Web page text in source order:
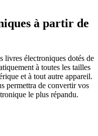
à partir de
livres électroniques dotés de
à toutes les tailles
et à tout autre appareil.
permettra de convertir vos
le plus répandu.